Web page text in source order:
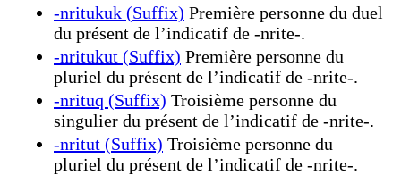
-nritukuk (Suffix) Première personne du duel
du présent de l’indicatif de -nrite-.
-nritukut (Suffix) Première personne du
pluriel du présent de l’indicatif de -nrite-.
-nrituq (Suffix) Troisième personne du
singulier du présent de l’indicatif de -nrite-.
-nritut (Suffix) Troisième personne du
pluriel du présent de l’indicatif de -nrite-.